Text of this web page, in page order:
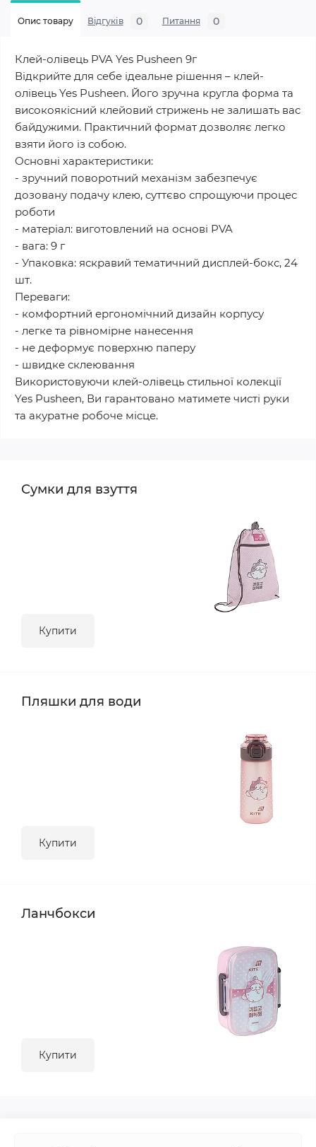
Опис товару Відгуків 0 Питання 0
Клей-олівець PVA Yes Pusheen 9г
Відкрийте для себе ідеальне рішення – клей-
олівець Yes Pusheen. Його зручна кругла форма та
високоякісний клейовий стрижень не залишать вас
байдужими. Практичний формат дозволяє легко
взяти його із собою.
Основні характеристики:
- зручний поворотний механізм забезпечує
дозовану подачу клею, суттєво спрощуючи процес
роботи
- матеріал: виготовлений на основі PVA
- вага: 9 г
- Упаковка: яскравий тематичний дисплей-бокс, 24
шт.
Переваги:
- комфортний ергономічний дизайн корпусу
- легке та рівномірне нанесення
- не деформує поверхню паперу
- швидке склеювання
Використовуючи клей-олівець стильної колекції
Yes Pusheen, Ви гарантовано матимете чисті руки
та акуратне робоче місце.
Сумки для взуття
Купити
Пляшки для води
Купити
Ланчбокси
Купити